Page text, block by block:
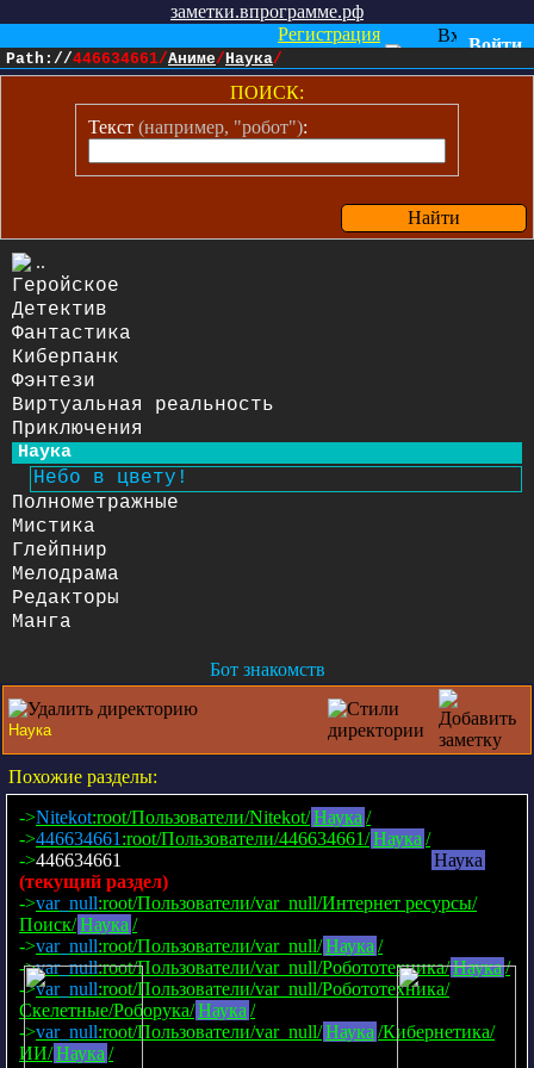
заметки.впрограмме.рф
Регистрация
Войти
Path://446634661/Аниме/Наука/
ПОИСК:
Текст (например, "робот"):
Найти
..
Геройское
Детектив
Фантастика
Киберпанк
Фэнтези
Виртуальная реальность
Приключения
Наука
Небо в цвету!
Полнометражные
Мистика
Глейпнир
Мелодрама
Редакторы
Манга
Бот знакомств
Похожие разделы:
->Nitekot:root/Пользователи/Nitekot/Наука /
->446634661 :root/Пользователи/446634661/Наука /
->446634661 Наука
(текущий раздел)
->var_null:root/Пользователи/var_null/Интернет ресурсы/
Поиск/Наука /
->var_null:root/Пользователи/var_null/Наука /
->var_null:root/Пользователи/var_null/Робототехника/Наука/
->var_null:root/Пользователи/var_null/Робототехника/
Скелетные/Роборука/Наука /
->var_null:root/Пользователи/var_null/Наука /Кибернетика/
ИИ/Наука /